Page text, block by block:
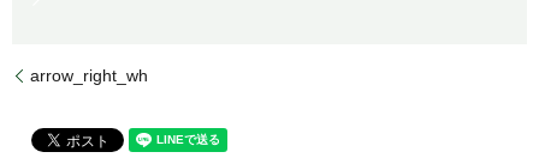
arrow_right_wh